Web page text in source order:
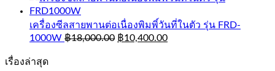
เครื่องซีลสายพานต่อเนื่องพิมพิ์วันที่ในตัว รุ่น FRD-
1000W ฿18,000.00 ฿10,400.00
เรื่องล่าสุด